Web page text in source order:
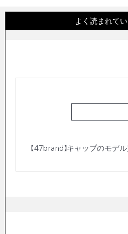
よく読まれて
【47brand】キャップのモデ